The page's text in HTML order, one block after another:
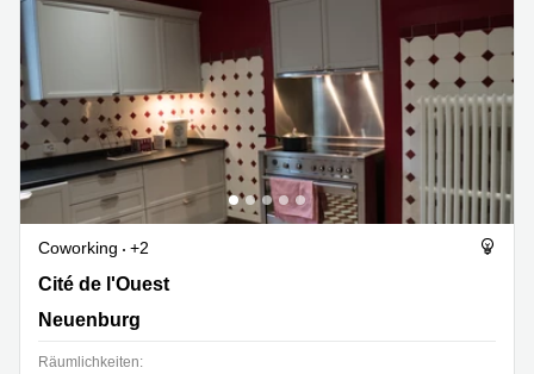
Coworking
+2
Cité de l'Ouest 2, Neuenburg
Cité de l'Ouest
Neuenburg
Räumlichkeiten: